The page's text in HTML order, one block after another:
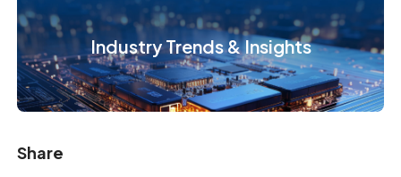
Industry Trends & Insights
Share